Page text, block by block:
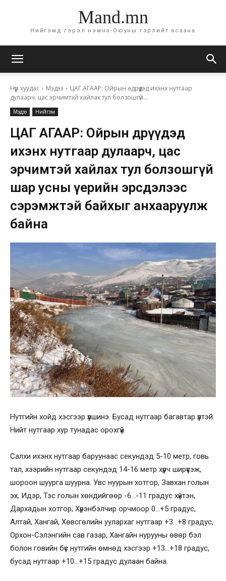
Mand.mn
Нийгэмд гэрэл нэмнэ-Оюуны гэрлийг асаана
Нүүр хуудас Мэдээ
ЦАГ АГААР: Ойрын өдрүүдэд ихэнх нутгаар
дулаарч, цас эрчимтэй хайлах тул болзошгүй...
Мэдээ Нийгэм
ЦАГ АГААР: Ойрын өдрүүдэд
ихэнх нутгаар дулаарч, цас
эрчимтэй хайлах тул болзошгүй
шар усны үерийн эрсдэлээс
сэрэмжтэй байхыг анхааруулж
байна
Нутгийн хойд хэсгээр үүлшинэ. Бусад нутгаар багавтар үүлтэй.
Нийт нутгаар хур тунадас орохгүй.
Салхи ихэнх нутгаар баруунаас секундэд 5-10 метр, говь
тал, хээрийн нутгаар секундэд 14-16 метр хүрч ширүүсэж,
шороон шуурга шуурна. Увс нуурын хотгор, Завхан голын
эх, Идэр, Тэс голын хөндийгөөр -6…-11 градус хүйтэн,
Дархадын хотгор, Хүрэнбэлчир орчмоор 0…+5 градус,
Алтай, Хангай, Хөвсгөлийн уулархаг нутгаар +3…+8 градус,
Орхон-Сэлэнгийн сав газар, Хангайн нурууны өвөр бэл
болон говийн бүс нутгийн өмнөд хэсгээр +13…+18 градус,
бусад нутгаар +10…+15 градус дулаан байна.